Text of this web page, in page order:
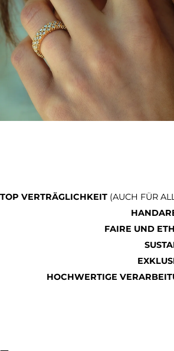
TOP VERTRÄGLICHKEIT (AUCH FÜR
FAIRE UND
HOCHWERTIGE